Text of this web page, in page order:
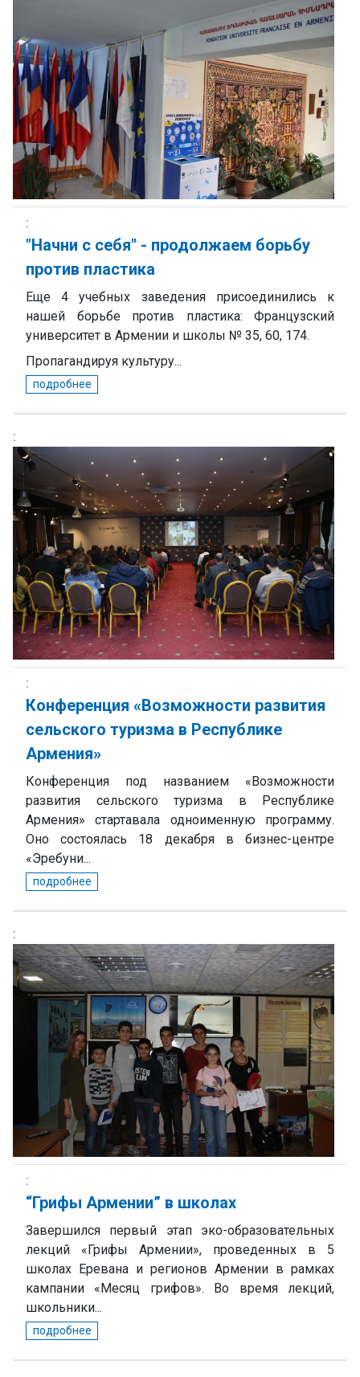
"Начни с себя" - продолжаем борьбу
против пластика
Еще 4 учебных заведения присоединились к
нашей борьбе против пластика: Французский
университет в Армении и школы № 35, 60, 174.
Пропагандируя культуру...
подробнее
Конференция «Возможности развития
сельского туризма в Республике
Армения»
Конференция под названием «Возможности
развития сельского туризма в Республике
Армения» стартавала одноименную программу.
Оно состоялась 18 декабря в бизнес-центре
«Эребуни...
подробнее
“Грифы Армении” в школах
Завершился первый этап эко-образовательных
лекций «Грифы Армении», проведенных в 5
школах Еревана и регионов Армении в рамках
кампании «Месяц грифов». Во время лекций,
школьники...
подробнее